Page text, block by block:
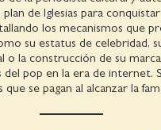
de Iglesias para
los mecanismos que
su estatus de celebridad,
la construcción de su
del pop en la era de internet.
se pagan al alcanzar la